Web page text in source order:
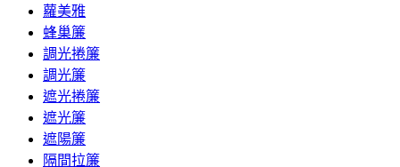
蘿美雅
蜂巢簾
調光捲簾
調光簾
遮光捲簾
遮光簾
遮陽簾
隔間拉簾